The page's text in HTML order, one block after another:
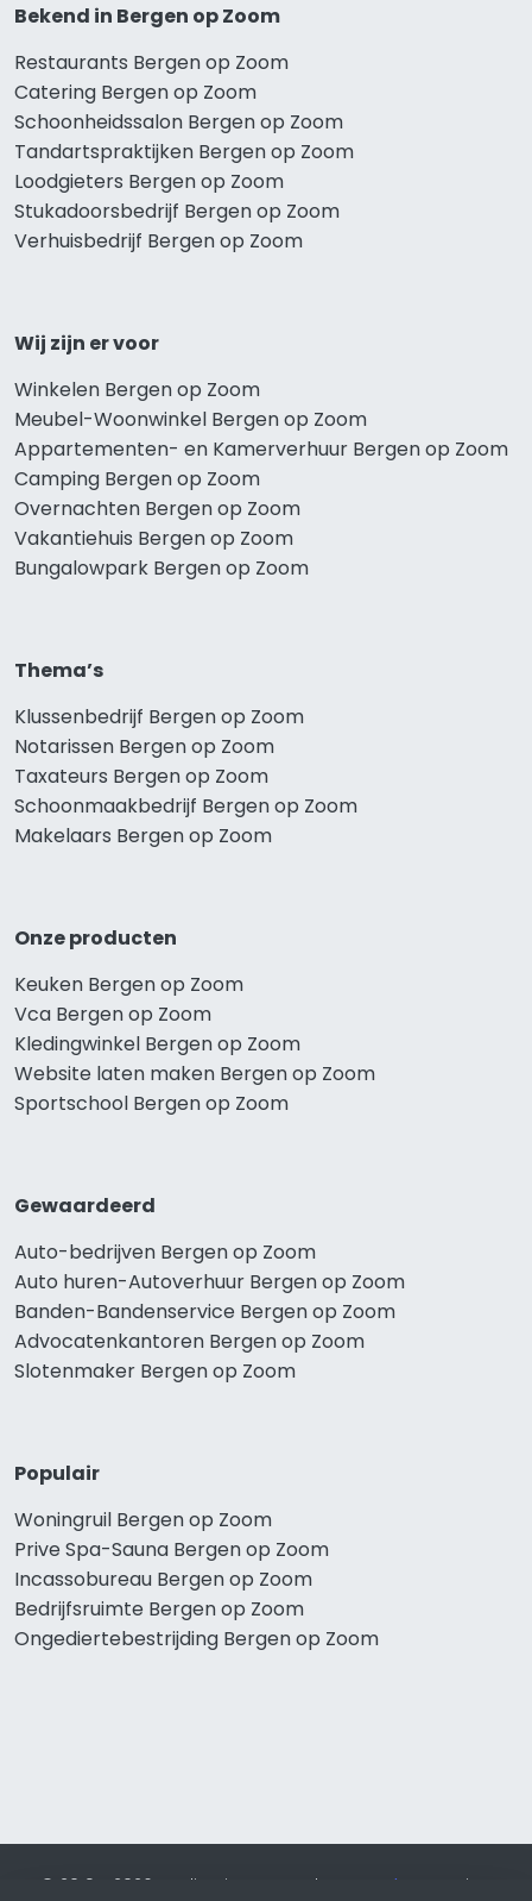
Bekend in Bergen op Zoom
Restaurants Bergen op Zoom
Catering Bergen op Zoom
Schoonheidssalon Bergen op Zoom
Tandartspraktijken Bergen op Zoom
Loodgieters Bergen op Zoom
Stukadoorsbedrijf Bergen op Zoom
Verhuisbedrijf Bergen op Zoom
Wij zijn er voor
Winkelen Bergen op Zoom
Meubel-Woonwinkel Bergen op Zoom
Appartementen- en Kamerverhuur Bergen op Zoom
Camping Bergen op Zoom
Overnachten Bergen op Zoom
Vakantiehuis Bergen op Zoom
Bungalowpark Bergen op Zoom
Thema’s
Klussenbedrijf Bergen op Zoom
Notarissen Bergen op Zoom
Taxateurs Bergen op Zoom
Schoonmaakbedrijf Bergen op Zoom
Makelaars Bergen op Zoom
Onze producten
Keuken Bergen op Zoom
Vca Bergen op Zoom
Kledingwinkel Bergen op Zoom
Website laten maken Bergen op Zoom
Sportschool Bergen op Zoom
Gewaardeerd
Auto-bedrijven Bergen op Zoom
Auto huren-Autoverhuur Bergen op Zoom
Banden-Bandenservice Bergen op Zoom
Advocatenkantoren Bergen op Zoom
Slotenmaker Bergen op Zoom
Populair
Woningruil Bergen op Zoom
Prive Spa-Sauna Bergen op Zoom
Incassobureau Bergen op Zoom
Bedrijfsruimte Bergen op Zoom
Ongediertebestrijding Bergen op Zoom
© 2019 - 2026 Realisatie en SEO door SEO-bureau
Lion